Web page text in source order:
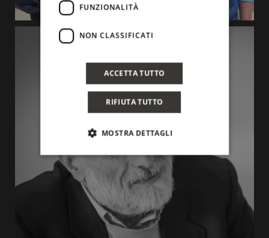
FUNZIONALITÀ
NON CLASSIFICATI
ACCETTA TUTTO
RIFIUTA TUTTO
MOSTRA DETTAGLI